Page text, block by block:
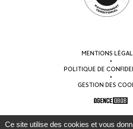
MENTIONS
•
POLITIQUE DE
•
GESTION DES
Ce site utilise des cookies et vous